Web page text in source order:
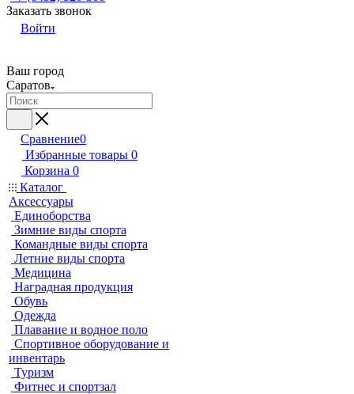
Заказать звонок
Войти
Ваш город
Саратов
Сравнение0
Избранные товары 0
Корзина 0
Каталог
Аксессуары
Единоборства
Зимние виды спорта
Командные виды спорта
Летние виды спорта
Медицина
Наградная продукция
Обувь
Одежда
Плавание и водное поло
Спортивное оборудование и
инвентарь
Туризм
Фитнес и спортзал